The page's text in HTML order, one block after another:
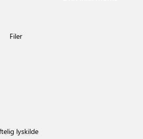
Filer
lyskilde